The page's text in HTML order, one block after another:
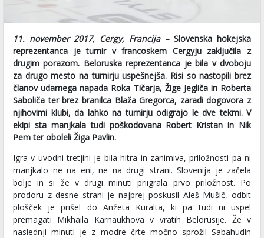
11. november 2017, Cergy, Francija– Slovenska hokejska
reprezentanca je turnir v francoskem Cergyju zaključila z
drugim porazom. Beloruska reprezentanca je bila v dvoboju
za drugo mesto na turnirju uspešnejša. Risi so nastopili brez
članov udarnega napada Roka Tičarja, Žige Jegliča in Roberta
Saboliča ter brez branilca Blaža Gregorca, zaradi dogovora z
njihovimi klubi, da lahko na turnirju odigrajo le dve tekmi. V
ekipi sta manjkala tudi poškodovana Robert Kristan in Nik
Pem ter oboleli Žiga Pavlin.
Igra v uvodni tretjini je bila hitra in zanimiva, priložnosti pa ni
manjkalo ne na eni, ne na drugi strani. Slovenija je začela
bolje in si že v drugi minuti priigrala prvo priložnost. Po
prodoru z desne strani je najprej poskusil Aleš Mušič, odbit
plošček je prišel do Anžeta Kuralta, ki pa tudi ni uspel
premagati Mikhaila Karnaukhova v vratih Belorusije. Že v
naslednji minuti je z modre črte močno sprožil Sabahudin